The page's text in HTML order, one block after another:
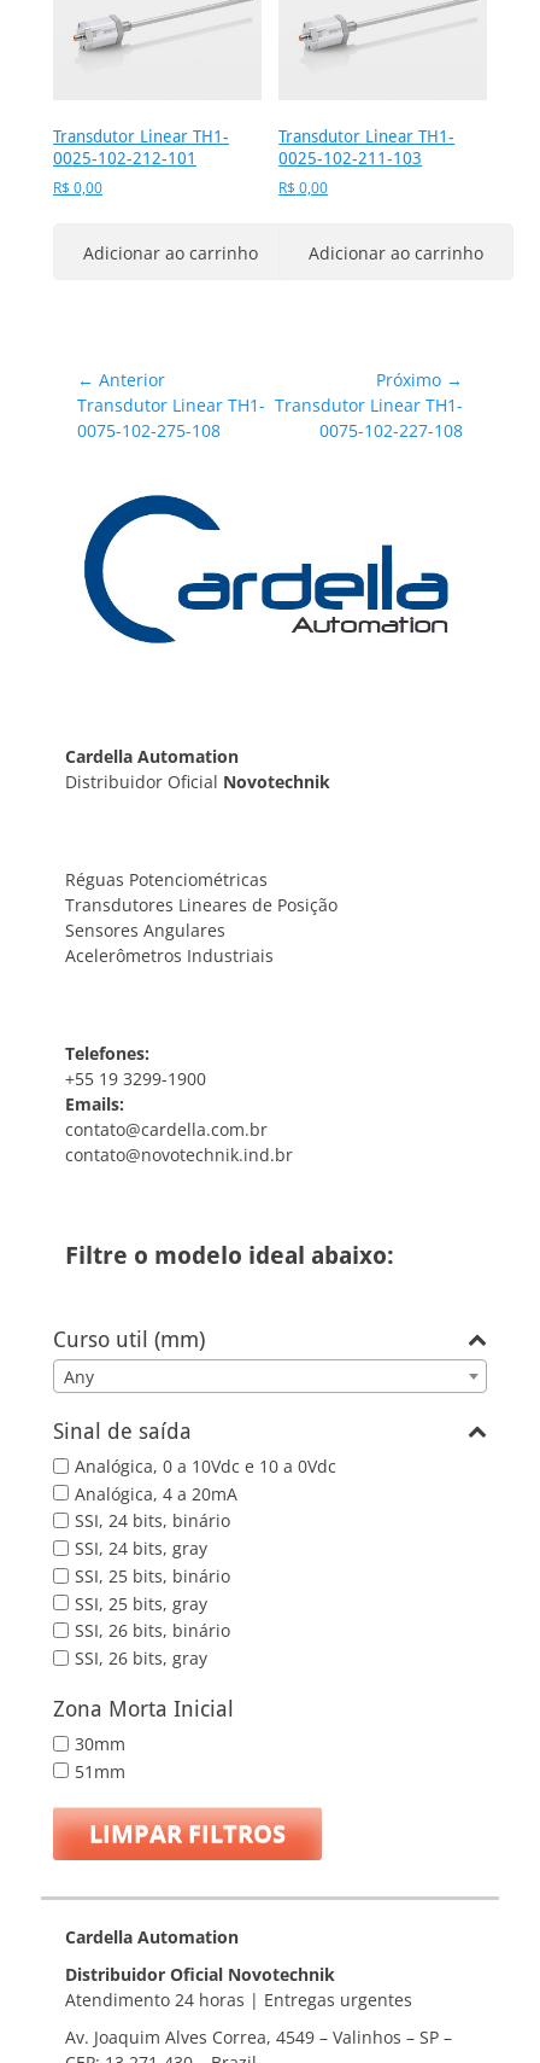
Transdutor Linear TH1-
0025-102-212-101
R$ 0,00
Adicionar ao carrinho
Transdutor Linear TH1-
0025-102-211-103
R$ 0,00
Adicionar ao carrinho
Navegação
de
Post
← Anterior
Post
anterior:
Transdutor Linear TH1-
0075-102-275-108
Próximo →
Próximo
Transdutor Linear TH1-
0075-102-227-108
Cardella Automation
Distribuidor Oficial Novotechnik
Réguas Potenciométricas
Transdutores Lineares de Posição
Sensores Angulares
Acelerômetros Industriais
Telefones:
+55 19 3299-1900
Emails:
contato@cardella.com.br
contato@novotechnik.ind.br
Filtre o modelo ideal abaixo:
Curso util (mm)
Any
Sinal de saída
Analógica, 0 a 10Vdc e 10 a 0Vdc
Analógica, 4 a 20mA
SSI, 24 bits, binário
SSI, 24 bits, gray
SSI, 25 bits, binário
SSI, 25 bits, gray
SSI, 26 bits, binário
SSI, 26 bits, gray
Zona Morta Inicial
30mm
51mm
LIMPAR FILTROS
Cardella Automation
Distribuidor Oficial Novotechnik
Atendimento 24 horas | Entregas urgentes
Av. Joaquim Alves Correa, 4549 – Valinhos – SP –